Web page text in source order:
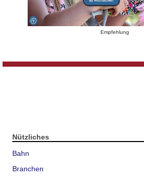
Empfehlung
Nützliches
Bahn
Branchen